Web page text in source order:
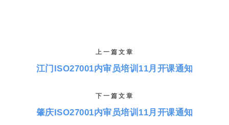
上一篇文章
江门ISO27001内审员培训11月开课通知
下一篇文章
肇庆ISO27001内审员培训11月开课通知